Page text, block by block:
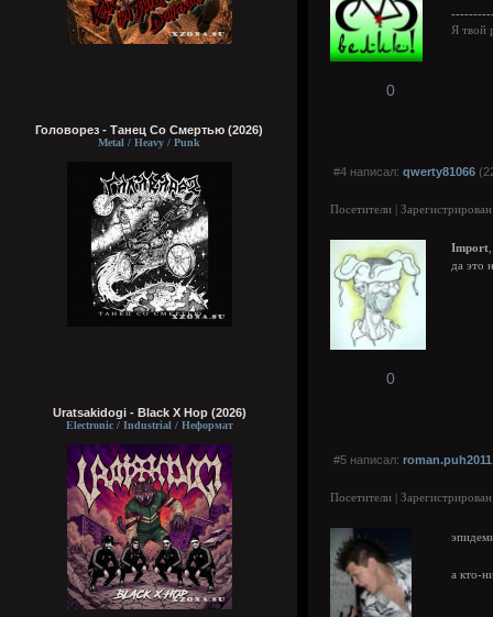
Головорез - Tанец Со Смертью (2026)
Metal / Heavy / Punk
Uratsakidogi - Black X Hop (2026)
Electronic / Industrial / Неформат
Я твой
0
#4 написал: qwerty81066
Посетители |
Import
да это
0
#5 написал: roman.puh2011
Посетители |
а кто-